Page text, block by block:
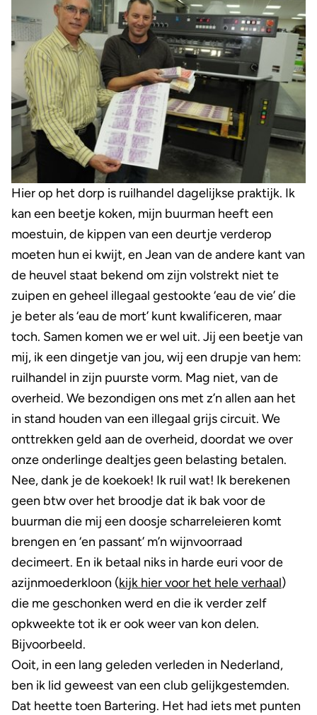
Hier op het dorp is ruilhandel dagelijkse praktijk. Ik
kan een beetje koken, mijn buurman heeft een
moestuin, de kippen van een deurtje verderop
moeten hun ei kwijt, en Jean van de andere kant van
de heuvel staat bekend om zijn volstrekt niet te
zuipen en geheel illegaal gestookte ‘eau de vie’ die
je beter als ‘eau de mort’ kunt kwalificeren, maar
toch. Samen komen we er wel uit. Jij een beetje van
mij, ik een dingetje van jou, wij een drupje van hem:
ruilhandel in zijn puurste vorm. Mag niet, van de
overheid. We bezondigen ons met z’n allen aan het
in stand houden van een illegaal grijs circuit. We
onttrekken geld aan de overheid, doordat we over
onze onderlinge dealtjes geen belasting betalen.
Nee, dank je de koekoek! Ik ruil wat! Ik berekenen
geen btw over het broodje dat ik bak voor de
buurman die mij een doosje scharreleieren komt
brengen en ‘en passant’ m’n wijnvoorraad
decimeert. En ik betaal niks in harde euri voor de
azijnmoederkloon (kijk hier voor het hele verhaal)
die me geschonken werd en die ik verder zelf
opkweekte tot ik er ook weer van kon delen.
Bijvoorbeeld.
Ooit, in een lang geleden verleden in Nederland,
ben ik lid geweest van een club gelijkgestemden.
Dat heette toen Bartering. Het had iets met punten